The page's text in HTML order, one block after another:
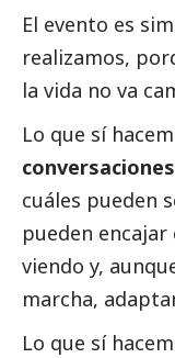
El evento es
realizamos,
la vida no va
Lo que sí
cuáles pueden
pueden
viendo y,
marcha,
Lo que sí